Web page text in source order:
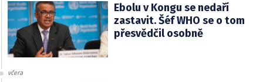
Ebolu v Kongu se nedaří
zastavit. Šéf WHO se o tom
přesvědčil osobně
včera